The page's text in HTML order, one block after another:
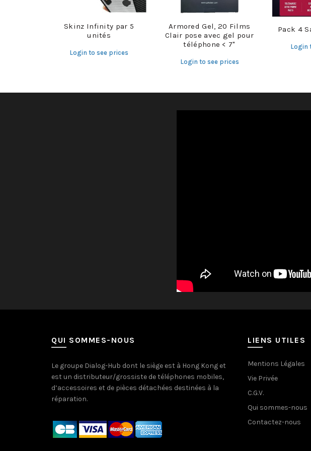
Skinz Infinity par 5
unités
Login to see prices
Armored Gel, 20 Films
Clair pose avec gel pour
téléphone < 7"
Login to see prices
Pack 4
Login
QUI SOMMES-NOUS
Le groupe Dialog-Hub dont le siège est à Hong Kong et
est un distributeur/grossiste de téléphones mobiles,
d’accessoires et de pièces détachées destinées à la
réparation.
LIENS UTILES
Mentions Légales
Vie Privée
C.G.V.
Qui sommes-nous
Contactez-nous